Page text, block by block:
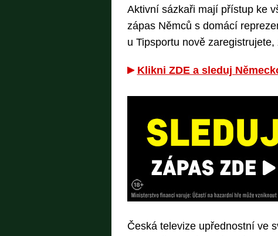
Aktivní sázkaři mají přístup ke
zápas Němců s domácí
u Tipsportu nově
Klikni ZDE a sleduj
Česká televize upřednostní ve